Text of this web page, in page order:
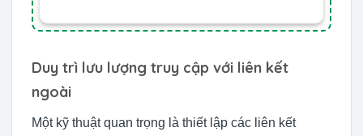
Duy trì lưu lượng truy cập với liên kết
ngoài
Một kỹ thuật quan trọng là thiết lập các liên kết